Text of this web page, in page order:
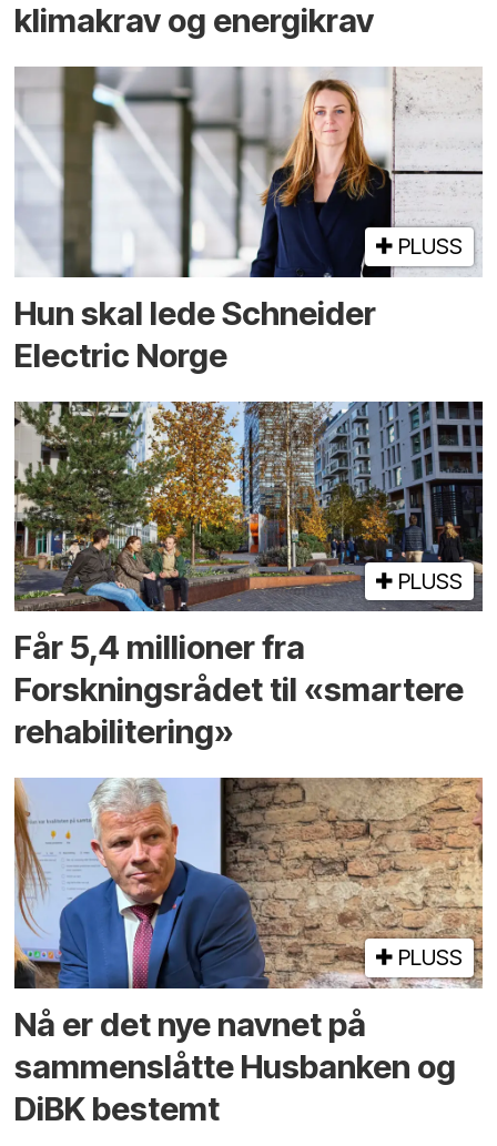
klimakrav og energikrav
PLUSS
Hun skal lede Schneider
Electric Norge
PLUSS
Får 5,4 millioner fra
Forskningsrådet til «smartere
rehabilitering»
PLUSS
Nå er det nye navnet på
sammenslåtte Husbanken og
DiBK bestemt